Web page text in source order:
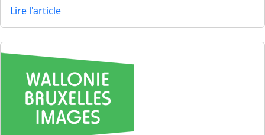
Lire l'article